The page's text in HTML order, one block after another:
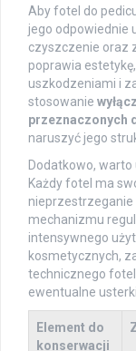
Aby fotel do
jego odpowiednie
czyszczenie oraz
poprawia
uszkodzeniami i
stosowanie
przeznaczonych
naruszyć jego
Dodatkowo,
Każdy fotel ma
mechanizmu
intensywnego
kosmetycznych,
technicznego
ewentualne
Element do
konserwacji